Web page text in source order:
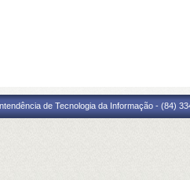
de Tecnologia da Informação - (84)